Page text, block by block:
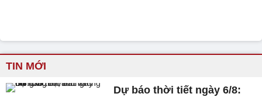
TIN MỚI
Dự báo thời tiết ngày 6/8: